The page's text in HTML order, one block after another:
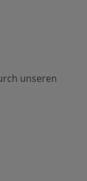
unseren